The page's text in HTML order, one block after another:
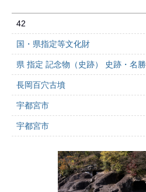
42
国・県指定等文化財
県 指定 記念物（史跡） 史跡・名勝
長岡百穴古墳
宇都宮市
宇都宮市